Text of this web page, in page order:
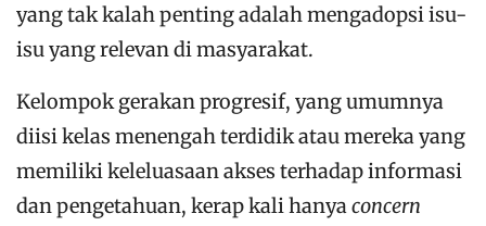
yang tak kalah penting adalah mengadopsi isu-
isu yang relevan di masyarakat.
Kelompok gerakan progresif, yang umumnya
diisi kelas menengah terdidik atau mereka yang
memiliki keleluasaan akses terhadap informasi
dan pengetahuan, kerap kali hanya concern